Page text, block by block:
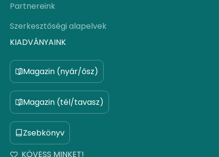
Partnereink
Szerkesztőségi alapelvek
KIADVÁNYAINK
Magazin (nyár/ősz)
Magazin (tél/tavasz)
Zsebkönyv
KÖVESS MINKET!